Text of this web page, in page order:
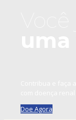
Doe Agora